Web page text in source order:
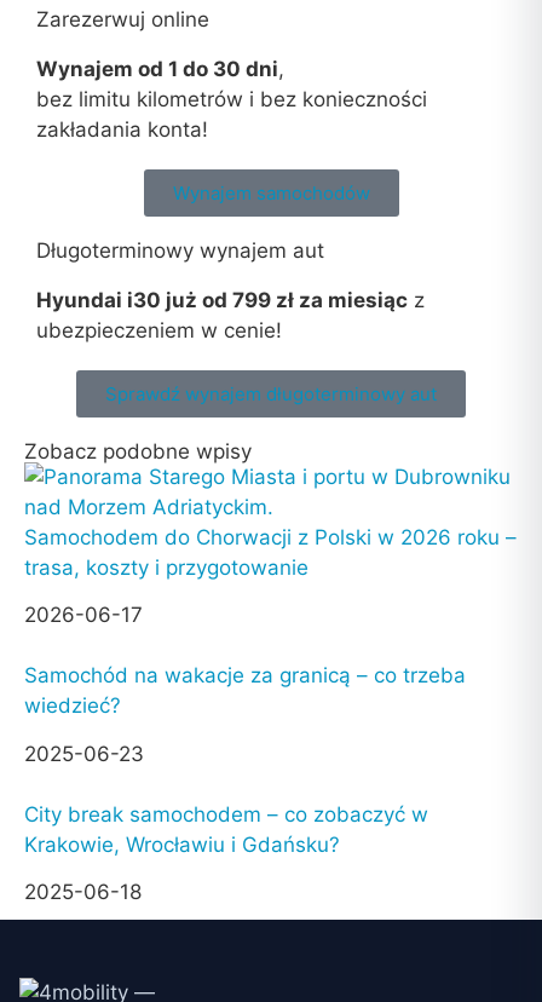
Zarezerwuj online
Wynajem od 1 do 30 dni,
bez limitu kilometrów i bez konieczności
zakładania konta!
Wynajem samochodów
Długoterminowy wynajem aut
Hyundai i30 już od 799 zł za miesiąc z
ubezpieczeniem w cenie!
Sprawdź wynajem długoterminowy aut
Zobacz podobne wpisy
Samochodem do Chorwacji z Polski w 2026 roku –
trasa, koszty i przygotowanie
2026-06-17
Samochód na wakacje za granicą – co trzeba
wiedzieć?
2025-06-23
City break samochodem – co zobaczyć w
Krakowie, Wrocławiu i Gdańsku?
2025-06-18